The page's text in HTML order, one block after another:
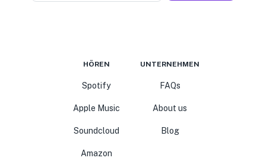
HÖREN
Spotify
Apple Music
Soundcloud
Amazon
UNTERNEHMEN
FAQs
About us
Blog